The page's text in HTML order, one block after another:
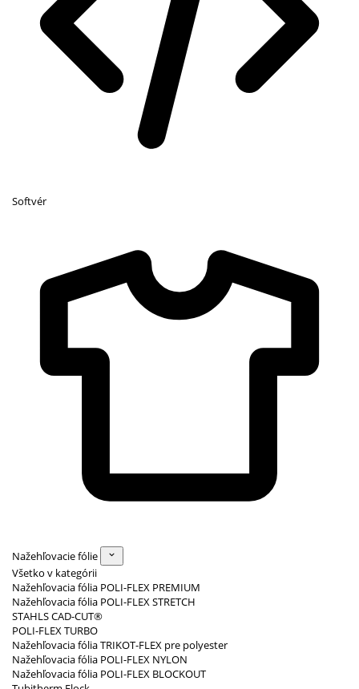
Softvér
Nažehľovacie fólie
Všetko v kategórii
Nažehľovacia fólia POLI-FLEX PREMIUM
Nažehľovacia fólia POLI-FLEX STRETCH
STAHLS CAD-CUT®
POLI-FLEX TURBO
Nažehľovacia fólia TRIKOT-FLEX pre polyester
Nažehľovacia fólia POLI-FLEX NYLON
Nažehľovacia fólia POLI-FLEX BLOCKOUT